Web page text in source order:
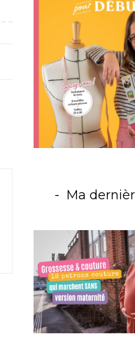
Ma